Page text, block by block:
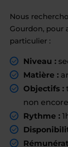
Nous
Gourdon, pour
particulier :
Niveau :
Matière :
Objectifs :
non
Rythme :